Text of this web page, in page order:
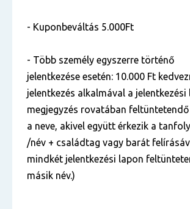
- Kuponbeváltás 5.000Ft
- Több személy egyszerre történő
jelentkezése esetén: 10.000 Ft
jelentkezés alkalmával a jelentkezési
megjegyzés rovatában
a neve, akivel együtt érkezik a
/név + családtag vagy barát
mindkét jelentkezési lapon
másik név.)